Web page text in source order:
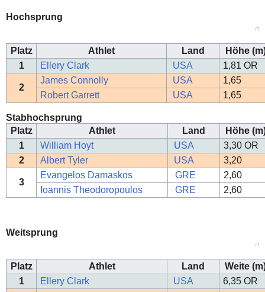
Hochsprung
Platz Athlet Land
Höhe
1
Ellery Clark USA 1,81OR
2
James Connolly USA
1,65
Robert Garrett
USA 1,65
Stabhochsprung
Platz
Athlet Land
Höhe
1
William Hoyt USA 3,30OR
2
Albert Tyler USA 3,20
3
Evangelos Damaskos GRE
2,60
Ioannis Theodoropoulos
GRE 2,60
Weitsprung
Platz Athlet Land
Weite
1
Ellery Clark USA 6,35OR